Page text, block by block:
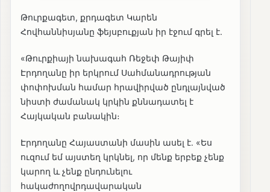
Թուրքագետ, քրդագետ Կարեն
Հովհաննիսյանը ֆեյսբուքյան իր էջում գրել է.
«Թուրքիայի նախագահ Ռեջեփ Թայիփ
Էրդողանը իր երկրում Սահմանադրության
փոփոխման համար հրավիրված ընդլայնված
նիստի ժամանակ կրկին քննադատել է
Հայկական բանակին։
Էրդողանը Հայաստանի մասին ասել է․ «Ես
ուզում եմ այստեղ կրկնել, որ մենք երբեք չենք
կարող և չենք ընդունելու
հակաժողովրդավարական